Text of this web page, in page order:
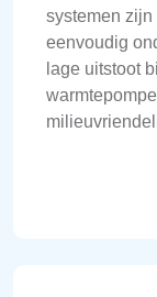
systemen
eenvoudig
lage uitstoot